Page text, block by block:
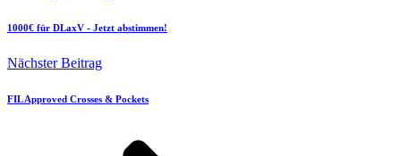
1000€ für DLaxV - Jetzt abstimmen!
Nächster Beitrag
FIL Approved Crosses & Pockets